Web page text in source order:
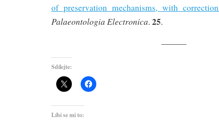
of preservation mechanisms, with
Palaeontologia Electronica. 25.
———
Sdílejte:
Líbí se mi to: